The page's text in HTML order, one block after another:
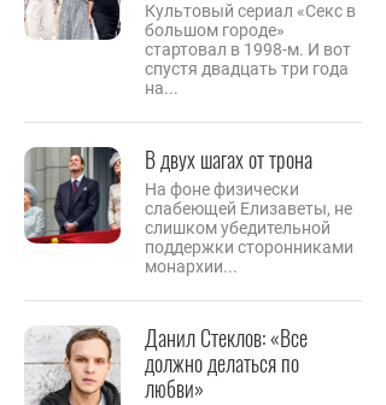
Культовый сериал «Секс в
большом городе»
стартовал в 1998-м. И вот
спустя двадцать три года
на...
В двух шагах от трона
На фоне физически
слабеющей Елизаветы, не
слишком убедительной
поддержки сторонниками
монархии...
Данил Стеклов: «Все
должно делаться по
любви»